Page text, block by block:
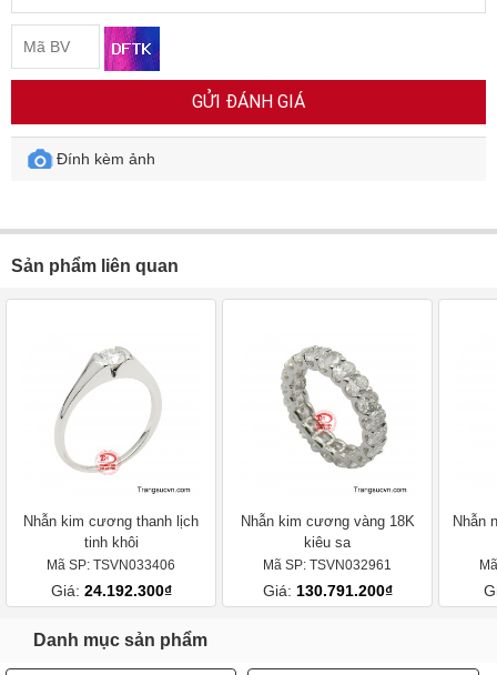
GỬI ĐÁNH GIÁ
Đính kèm ảnh
Sản phẩm liên quan
Nhẫn kim cương thanh lịch
tinh khôi
Mã SP: TSVN033406
Giá: 24.192.300₫
Nhẫn kim cương vàng 18K
kiêu sa
Mã SP: TSVN032961
Giá: 130.791.200₫
Nhẫn
Danh mục sản phẩm